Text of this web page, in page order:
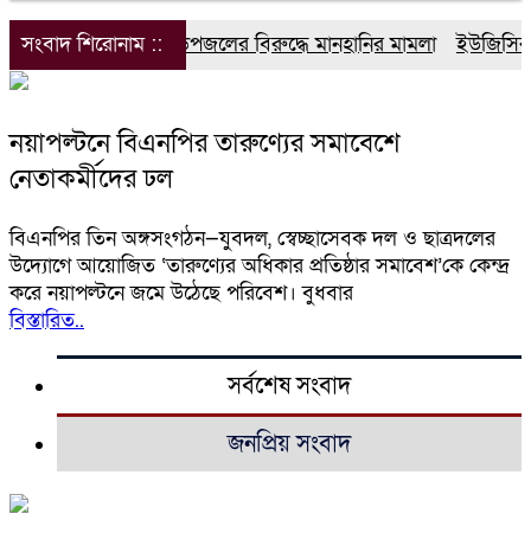
সংবাদ শিরোনাম ::ডিপজলের বিরুদ্ধে মানহানির মামলা ইউজিসির
নয়াপল্টনে বিএনপির তারুণ্যের সমাবেশে
নেতাকর্মীদের ঢল
বিএনপির তিন অঙ্গসংগঠন—যুবদল, স্বেচ্ছাসেবক দল ও ছাত্রদলের
উদ্যোগে আয়োজিত ‘তারুণ্যের অধিকার প্রতিষ্ঠার সমাবেশ’কে কেন্দ্র
করে নয়াপল্টনে জমে উঠেছে পরিবেশ। বুধবার
বিস্তারিত..
সর্বশেষ সংবাদ
জনপ্রিয় সংবাদ